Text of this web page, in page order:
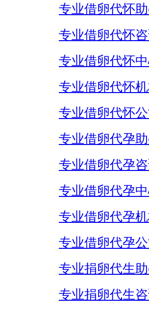
专业借卵代怀
专业借卵代怀
专业借卵代怀
专业借卵代怀
专业借卵代怀公
专业借卵代孕
专业借卵代孕
专业借卵代孕
专业借卵代孕
专业借卵代孕公
专业捐卵代生
专业捐卵代生